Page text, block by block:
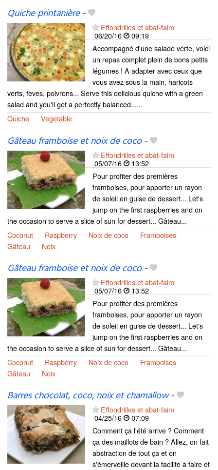
Quiche printanière-
Effondrilles et abat-faim
06/20/16
09:19
Accompagné d'une salade verte, voici
un repas complet plein de bons petits
légumes ! A adapter avec ceux que
vous avez sous la main, haricots
verts, fèves, poivrons... Serve this delicious quiche with a green
salad and you'll get a perfectly balanced......
Quiche
Vegetable
Gâteau framboise et noix de coco-
Effondrilles et abat-faim
05/07/16
13:52
Pour profiter des premières
framboises, pour apporter un rayon
de soleil en guise de dessert... Let's
jump on the first raspberries and on
the occasion to serve a slice of sun for dessert... Gâteau...
Coconut
Raspberry Noix de coco
Framboises
Gâteau
Noix
Gâteau framboise et noix de coco-
Effondrilles et abat-faim
05/07/16
13:52
Pour profiter des premières
framboises, pour apporter un rayon
de soleil en guise de dessert... Let's
jump on the first raspberries and on
the occasion to serve a slice of sun for dessert... Gâteau...
Coconut
Raspberry Noix de coco
Framboises
Gâteau
Noix
Barres chocolat, coco, noix et chamallow-
Effondrilles et abat-faim
04/25/16
07:09
Comment ça l'été arrive ? Comment
ça des maillots de bain ? Allez, on fait
abstraction de tout ça et on
s'émerveille devant la facilité à faire et